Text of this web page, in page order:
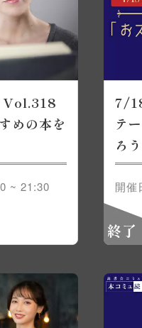
Vol.318
めの本を
~ 21:30
7/
テ
ろう
開催
終了